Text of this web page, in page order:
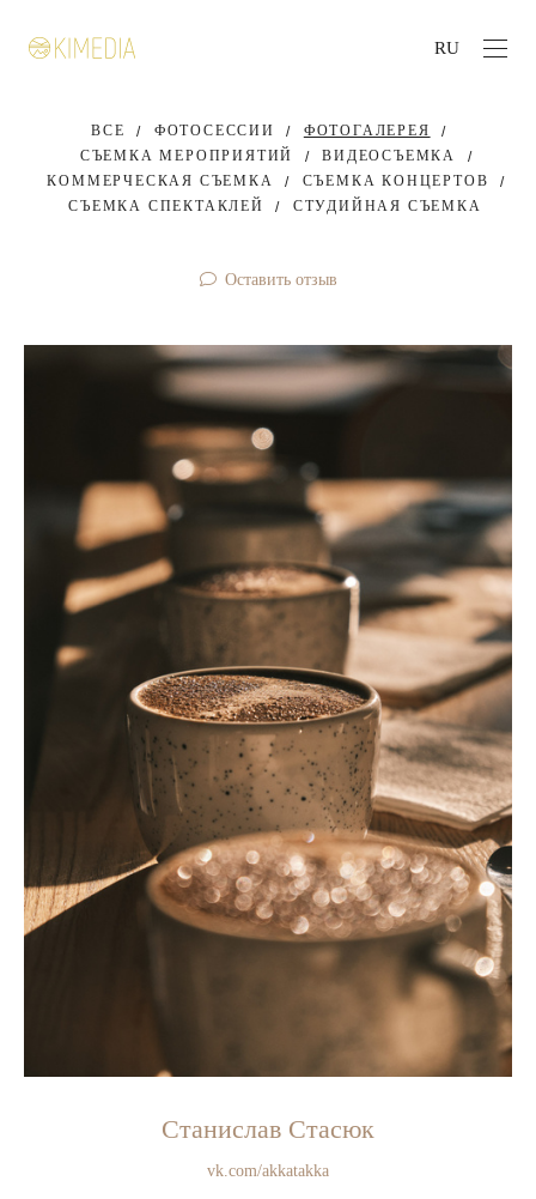
RU
ВСЕ ФОТОСЕССИИ
ФОТОГАЛЕРЕЯ
СЪЕМКА МЕРОПРИЯТИЙ
ВИДЕОСЪЕМКА
КОММЕРЧЕСКАЯ СЪЕМКА
СЪЕМКА КОНЦЕРТОВ
СЪЕМКА СПЕКТАКЛЕЙ
СТУДИЙНАЯ СЪЕМКА
Оставить отзыв
Станислав Стасюк
vk.com/akkatakka